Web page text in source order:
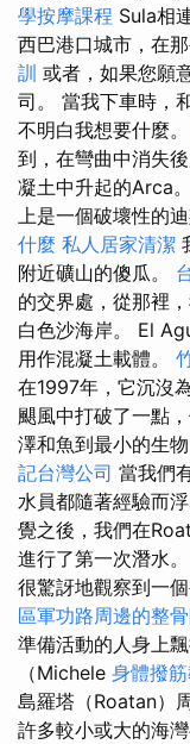
學按摩課程 Sula相
西巴港口城市，在
訓 或者，如果您願
司。 當我下車時，
不明白我想要什麼。
到，在彎曲中消失
凝土中升起的Arca。
上是一個破壞性的
什麼 私人居家清潔
附近礦山的傻瓜。
的交界處，從那裡
白色沙海岸。 El
用作混凝土載體。
在1997年，它沉沒
颶風中打破了一點
澤和魚到最小的生物
記台灣公司 當我們
水員都隨著經驗而
覺之後，我們在
進行了第一次潛水。
很驚訝地觀察到一
區軍功路周邊的整
準備活動的人身上飄
（Michele 身體撥
島羅塔（Roatan）
許多較小或大的海